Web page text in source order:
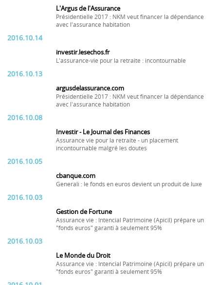
L'Argus de l'Assurance
Présidentielle 2017 : NKM veut financer la dépendance
avec l'assurance habitation
2016.10.14
investir.lesechos.fr
L'assurance-vie pour la retraite : incontournable
2016.10.13
argusdelassurance.com
Présidentielle 2017 : NKM veut financer la dépendance
avec l'assurance habitation
2016.10.08
Investir - Le Journal des Finances
Assurance vie pour la retraite - un placement
incontournable malgré les doutes
2016.10.05
cbanque.com
Generali : le fonds en euros devient un produit de luxe
2016.10.03
Gestion de Fortune
Assurance vie : Intencial Patrimoine (Apicil) prépare un
"fonds euros" garanti à seulement 95%
2016.10.03
Le Monde du Droit
Assurance vie : Intencial Patrimoine (Apicil) prépare un
"fonds euros" garanti à seulement 95%